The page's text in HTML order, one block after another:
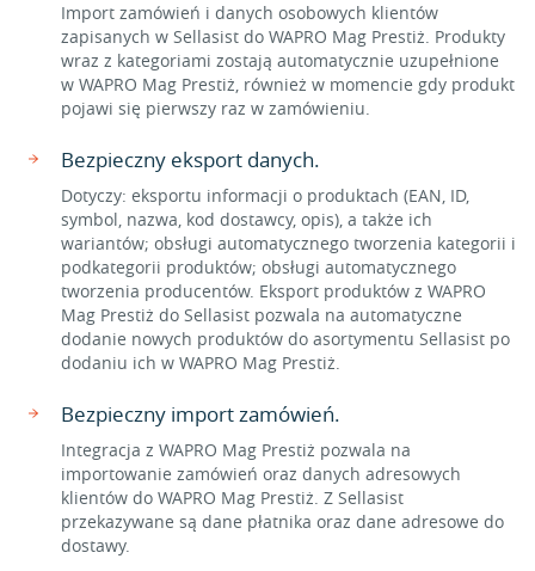
Import zamówień i danych osobowych klientów
zapisanych w Sellasist do WAPRO Mag Prestiż. Produkty
wraz z kategoriami zostają automatycznie uzupełnione
w WAPRO Mag Prestiż, również w momencie gdy produkt
pojawi się pierwszy raz w zamówieniu.
Bezpieczny eksport danych.
Dotyczy: eksportu informacji o produktach (EAN, ID,
symbol, nazwa, kod dostawcy, opis), a także ich
wariantów; obsługi automatycznego tworzenia kategorii i
podkategorii produktów; obsługi automatycznego
tworzenia producentów. Eksport produktów z WAPRO
Mag Prestiż do Sellasist pozwala na automatyczne
dodanie nowych produktów do asortymentu Sellasist po
dodaniu ich w WAPRO Mag Prestiż.
Bezpieczny import zamówień.
Integracja z WAPRO Mag Prestiż pozwala na
importowanie zamówień oraz danych adresowych
klientów do WAPRO Mag Prestiż. Z Sellasist
przekazywane są dane płatnika oraz dane adresowe do
dostawy.